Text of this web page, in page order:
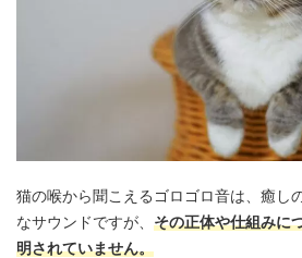
猫の喉から聞こえるゴロゴロ音は、癒し
なサウンドですが、 その正体や仕組みに
明されていません。